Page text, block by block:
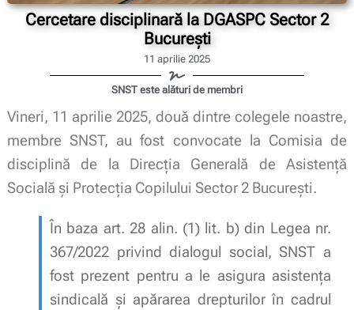
Cercetare disciplinară la DGASPC Sector 2
București
11 aprilie 2025
SNST este alături de membri
Vineri, 11 aprilie 2025, două dintre colegele noastre,
membre SNST, au fost convocate la Comisia de
disciplină de la Direcția Generală de Asistență
Socială și Protecția Copilului Sector 2 București.
În baza art. 28 alin. (1) lit. b) din Legea nr.
367/2022 privind dialogul social, SNST a
fost prezent pentru a le asigura asistența
sindicală și apărarea drepturilor în cadrul